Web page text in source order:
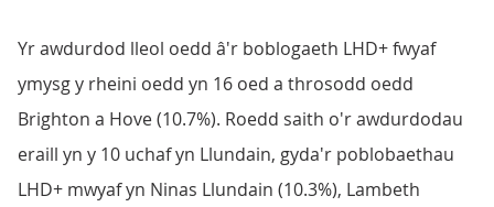
Yr awdurdod lleol oedd â'r boblogaeth LHD+ fwyaf
ymysg y rheini oedd yn 16 oed a throsodd oedd
Brighton a Hove (10.7%). Roedd saith o'r awdurdodau
eraill yn y 10 uchaf yn Llundain, gyda'r poblobaethau
LHD+ mwyaf yn Ninas Llundain (10.3%), Lambeth